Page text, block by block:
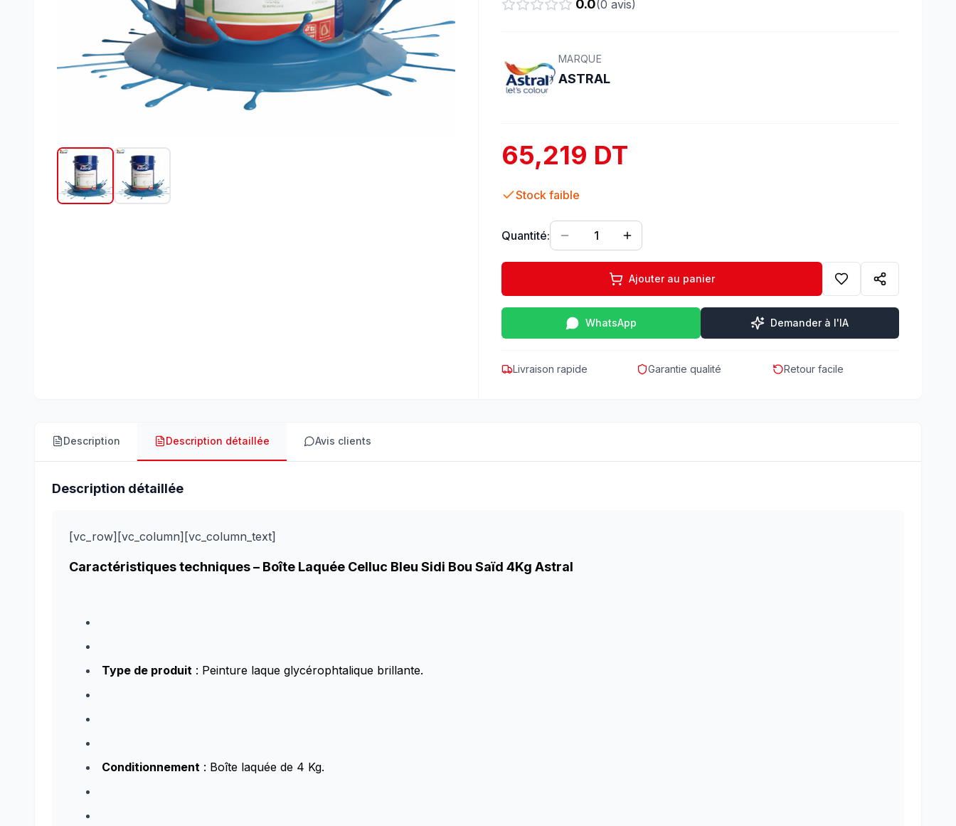
0.0(0 avis)
MARQUE
ASTRAL
65,219 DT
Stock faible
Quantité: 1
Ajouter au panier
WhatsApp Demander à l'IA
Livraison rapide Garantie qualité Retour facile
Description Description détaillée Avis clients
Description détaillée
[vc_row][vc_column][vc_column_text]
Caractéristiques techniques – Boîte Laquée Celluc Bleu Sidi Bou Saïd 4Kg Astral
Type de produit : Peinture laque glycérophtalique brillante.
Conditionnement : Boîte laquée de 4 Kg.